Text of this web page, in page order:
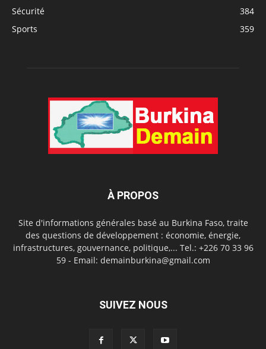
Sécurité
384
Sports
359
À PROPOS
Site d'informations générales basé au Burkina Faso, traite
des questions de développement : économie, énergie,
infrastructures, gouvernance, politique,... Tel.: +226 70 33 96
59 - Email: demainburkina@gmail.com
SUIVEZ NOUS